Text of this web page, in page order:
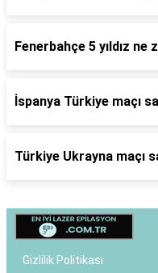
Fenerbahçe 5 yıldız ne
İspanya Türkiye maçı
Türkiye Ukrayna maçı
Gizlilik Politikası